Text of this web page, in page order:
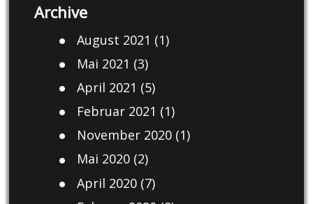
Archive
August 2021 (1)
Mai 2021 (3)
April 2021 (5)
Februar 2021 (1)
November 2020(1)
Mai 2020(2)
April 2020(7)